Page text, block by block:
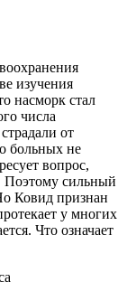
изучения
насморк стал
числа
от
больных не
вопрос,
Поэтому сильный
Ковид признан
у многих
Что означает